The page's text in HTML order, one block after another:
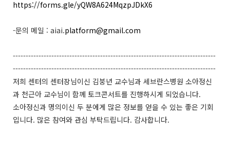
https://forms.gle/yQW8A624MqzpJDkX6
-문의 메일 : aiai.platform@gmail.com
-------------------------------------------------------------------------------
-------------------------------------------------------------------------------
저희 센터의 센터장님이신 김붕년 교수님과 세브란스병원 소아정신
과 천근아 교수님이 함께 토크콘서트를 진행하시게 되었습니다.
소아정신과 명의이신 두 분에게 많은 정보를 얻을 수 있는 좋은 기회
입니다. 많은 참여와 관심 부탁드립니다. 감사합니다.